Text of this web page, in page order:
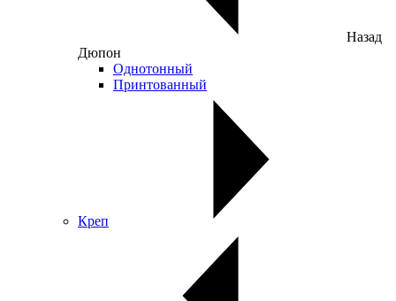
Назад
Дюпон
Однотонный
Принтованный
Креп